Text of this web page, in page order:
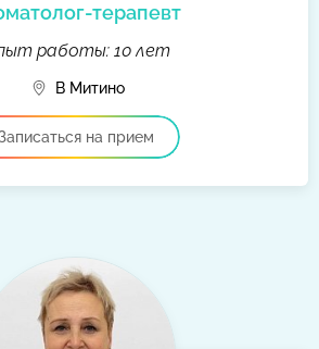
терапевт
работы: 10 лет
В Митино
Записаться на прием